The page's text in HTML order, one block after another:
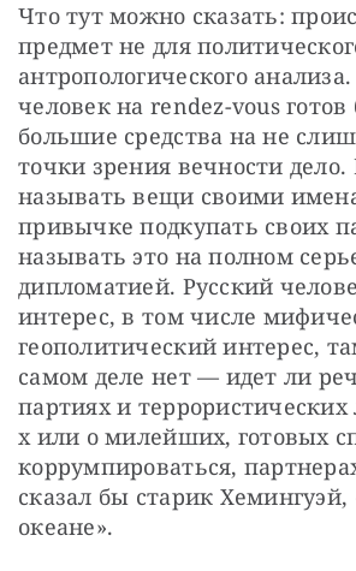
Что тут можно сказать:
предмет не для
антропологического
человек на rendez-vous готов
большие средства на не
точки зрения вечности дело.
называть вещи своими
привычке подкупать своих
называть это на полном
дипломатией. Русский
интерес, в том числе
геополитический интерес,
самом деле нет — идет ли
партиях и террористических
х или о милейших, готовых
коррумпироваться,
сказал бы старик Хемингуэй,
океане».